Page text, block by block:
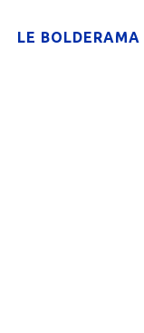
LE BOLDERAMA